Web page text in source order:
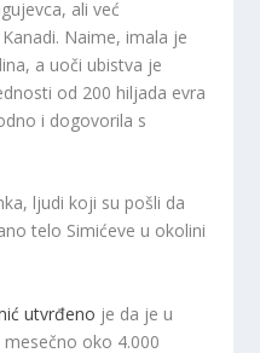
ali već
Naime, imala je
a uoči ubistva je
od 200 hiljada evra
i dogovorila s
ljudi koji su pošli da
telo Simićeve u okolini
utvrđeno je da je u
oko 4.000